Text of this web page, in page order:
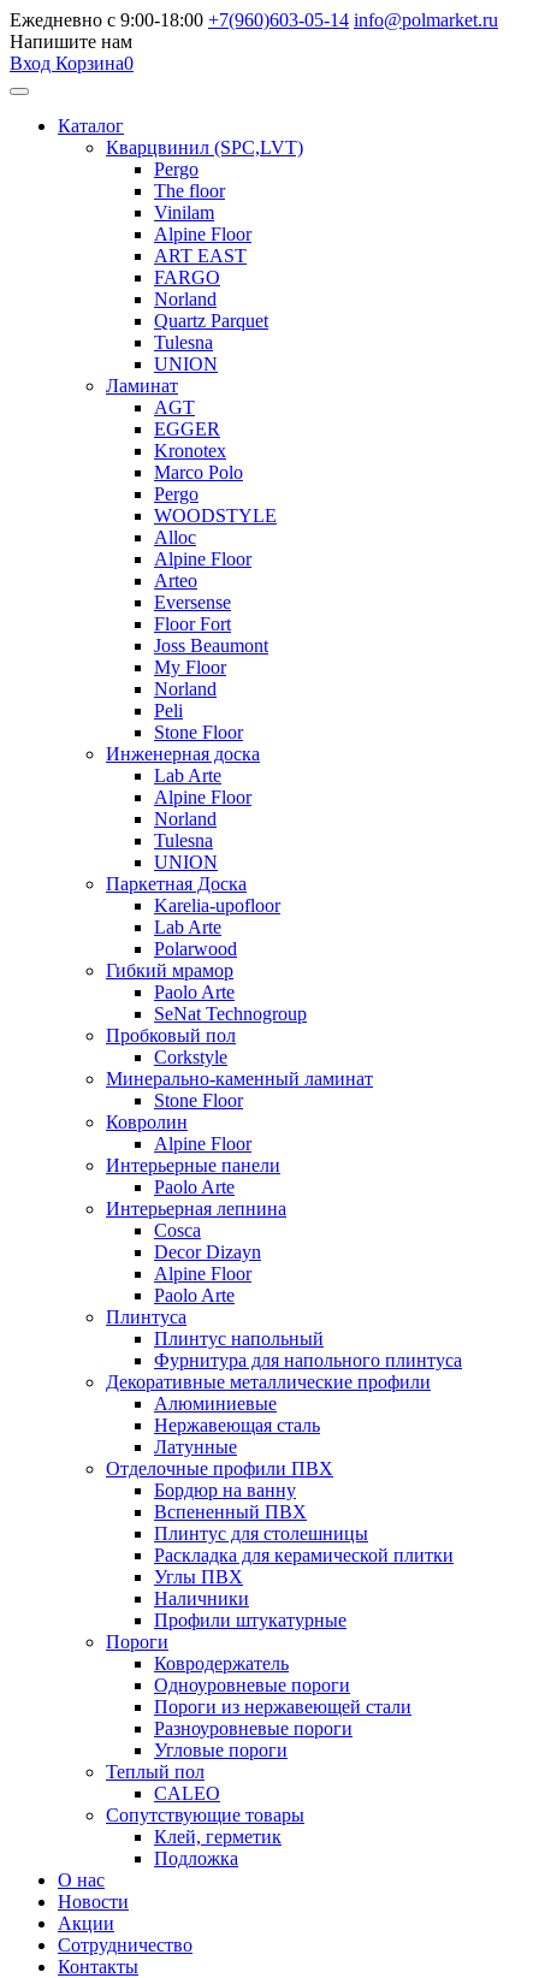
Ежедневно с 9:00-18:00 +7(960)603-05-14 info@polmarket.ru
Напишите нам
Вход Корзина0
Каталог
Кварцвинил (SPC,LVT)
Pergo
The floor
Vinilam
Alpine Floor
ART EAST
FARGO
Norland
Quartz Parquet
Tulesna
UNION
Ламинат
AGT
EGGER
Kronotex
Marco Polo
Pergo
WOODSTYLE
Alloc
Alpine Floor
Arteo
Eversense
Floor Fort
Joss Beaumont
My Floor
Norland
Peli
Stone Floor
Инженерная доска
Lab Arte
Alpine Floor
Norland
Tulesna
UNION
Паркетная Доска
Karelia-upofloor
Lab Arte
Polarwood
Гибкий мрамор
Paolo Arte
SeNat Technogroup
Пробковый пол
Corkstyle
Минерально-каменный ламинат
Stone Floor
Ковролин
Alpine Floor
Интерьерные панели
Paolo Arte
Интерьерная лепнина
Cosca
Decor Dizayn
Alpine Floor
Paolo Arte
Плинтуса
Плинтус напольный
Фурнитура для напольного плинтуса
Декоративные металлические профили
Алюминиевые
Нержавеющая сталь
Латунные
Отделочные профили ПВХ
Бордюр на ванну
Вспененный ПВХ
Плинтус для столешницы
Раскладка для керамической плитки
Углы ПВХ
Наличники
Профили штукатурные
Пороги
Ковродержатель
Одноуровневые пороги
Пороги из нержавеющей стали
Разноуровневые пороги
Угловые пороги
Теплый пол
CALEO
Сопутствующие товары
Клей, герметик
Подложка
О нас
Новости
Акции
Сотрудничество
Контакты